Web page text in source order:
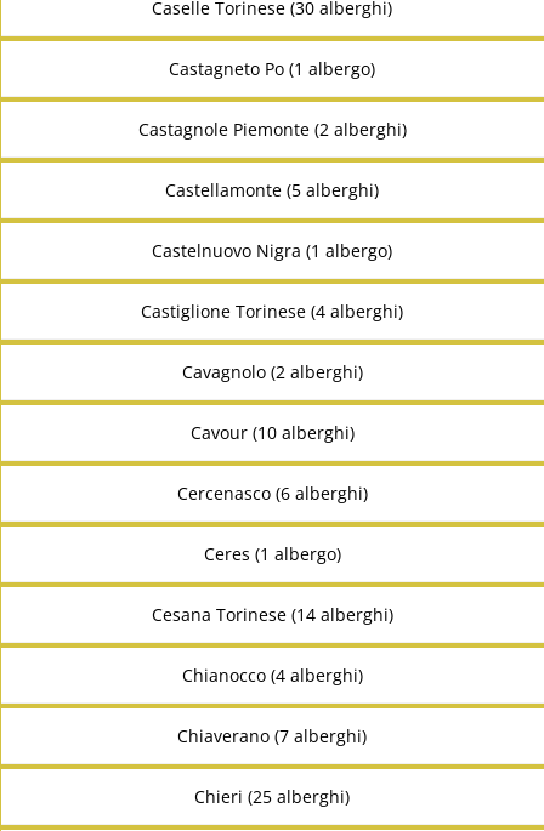
Caselle Torinese (30 alberghi)
Castagneto Po (1 albergo)
Castagnole Piemonte (2 alberghi)
Castellamonte (5 alberghi)
Castelnuovo Nigra (1 albergo)
Castiglione Torinese (4 alberghi)
Cavagnolo (2 alberghi)
Cavour (10 alberghi)
Cercenasco (6 alberghi)
Ceres (1 albergo)
Cesana Torinese (14 alberghi)
Chianocco (4 alberghi)
Chiaverano (7 alberghi)
Chieri (25 alberghi)